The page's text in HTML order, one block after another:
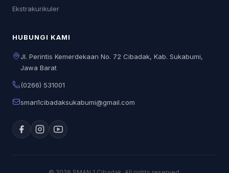
Ekstrakurikuler
HUBUNGI KAMI
Jl. Perintis Kemerdekaan No. 72 Cibadak, Kab. Sukabumi,
Jawa Barat
(0266) 531001
sman1cibadaksukabumi@gmail.com